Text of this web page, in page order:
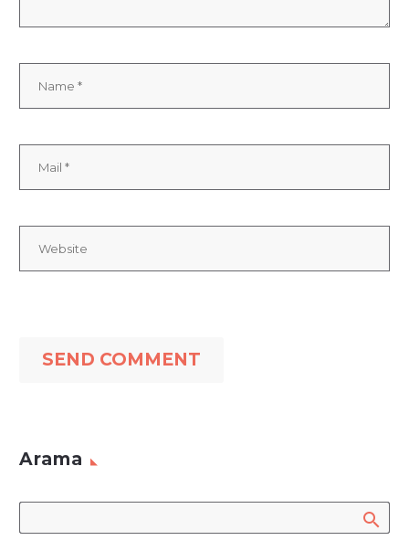
SEND COMMENT
Arama